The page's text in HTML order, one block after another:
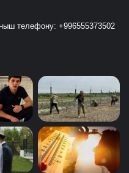
телефону: +996555373502